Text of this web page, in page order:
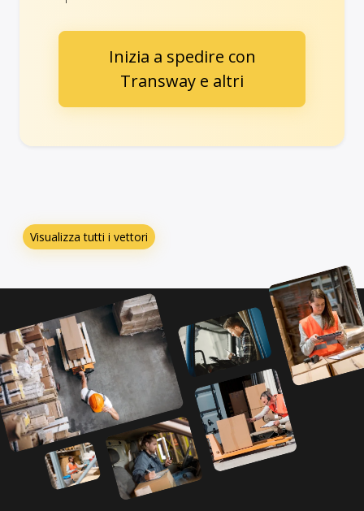
Inizia a spedire con
Transway e altri
Visualizza tutti i vettori